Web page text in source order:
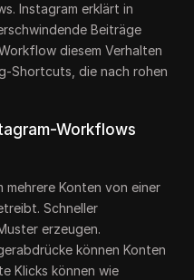
Instagram erklärt in
Beiträge
diesem Verhalten
Shortcuts, die nach rohen
Workflows
mehrere Konten von einer
Schneller
erzeugen.
können Konten
Klicks können wie